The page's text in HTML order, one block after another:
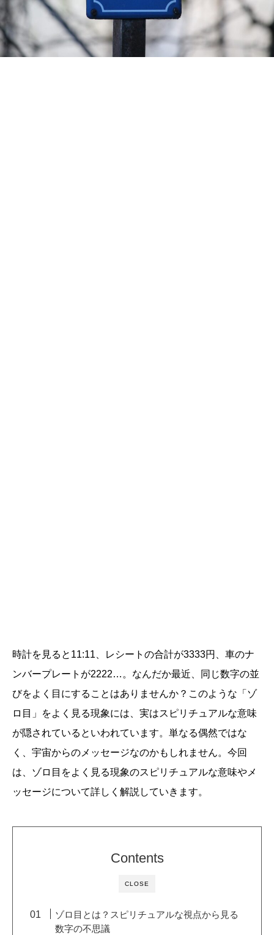
時計を見ると11:11、レシートの合計が3333円、車のナ
ンバープレートが2222…。なんだか最近、同じ数字の並
びをよく目にすることはありませんか？このような「ゾ
ロ目」をよく見る現象には、実はスピリチュアルな意味
が隠されているといわれています。単なる偶然ではな
く、宇宙からのメッセージなのかもしれません。今回
は、ゾロ目をよく見る現象のスピリチュアルな意味やメ
ッセージについて詳しく解説していきます。
CLOSE
Contents
ゾロ目とは？スピリチュアルな視点から見る
数字の不思議